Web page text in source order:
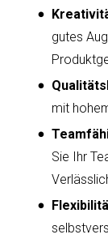
gutes
mit
Sie Ihr